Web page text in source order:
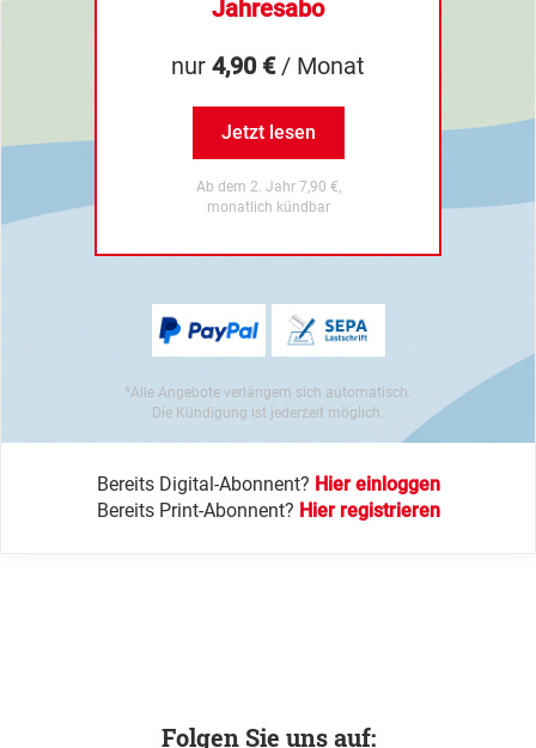
Jahresabo
nur 4,90 €/ Monat
Jetzt lesen
Ab dem 2. Jahr 7,90 €,
monatlich kündbar
*Alle Angebote verlängern sich automatisch.
Die Kündigung ist jederzeit möglich.
Bereits Digital-Abonnent? Hier einloggen
Bereits Print-Abonnent? Hier registrieren
Folgen Sie uns auf: